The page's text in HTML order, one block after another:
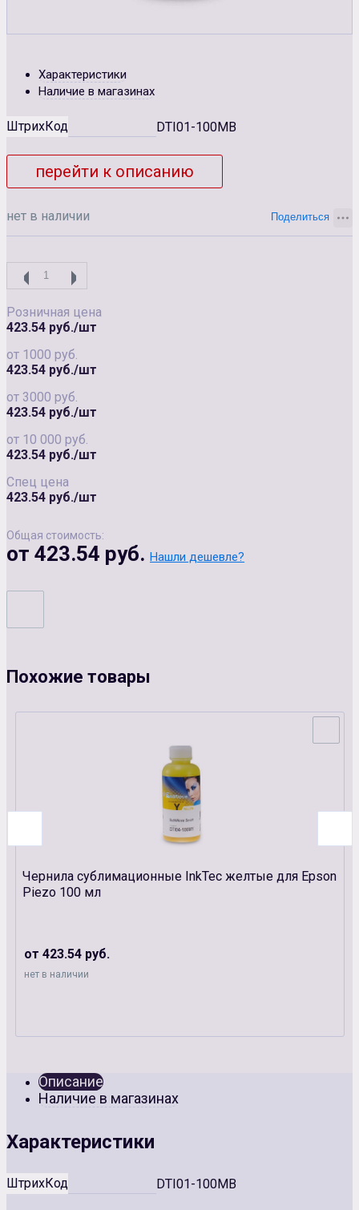
Характеристики
Наличие в магазинах
ШтрихКод DTI01-100MB
перейти к описанию
нет в наличии
Розничная цена
423.54 руб./шт
от 1000 руб.
423.54 руб./шт
от 3000 руб.
423.54 руб./шт
от 10 000 руб.
423.54 руб./шт
Спец цена
423.54 руб./шт
Общая стоимость:
от 423.54 руб. Нашли дешевле?
Похожие товары
Чернила сублимационные InkTec желтые для Epson
Piezo 100 мл
от 423.54 руб.
нет в наличии
Описание
Наличие в магазинах
Характеристики
ШтрихКод DTI01-100MB